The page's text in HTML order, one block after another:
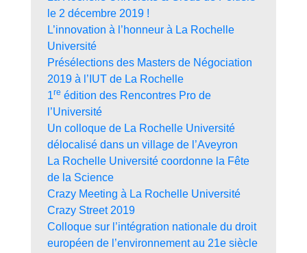
le 2 décembre 2019 !
L’innovation à l’honneur à La Rochelle
Université
Présélections des Masters de Négociation
2019 à l’IUT de La Rochelle
1re édition des Rencontres Pro de
l’Université
Un colloque de La Rochelle Université
délocalisé dans un village de l’Aveyron
La Rochelle Université coordonne la Fête
de la Science
Crazy Meeting à La Rochelle Université
Crazy Street 2019
Colloque sur l’intégration nationale du droit
européen de l’environnement au 21e siècle